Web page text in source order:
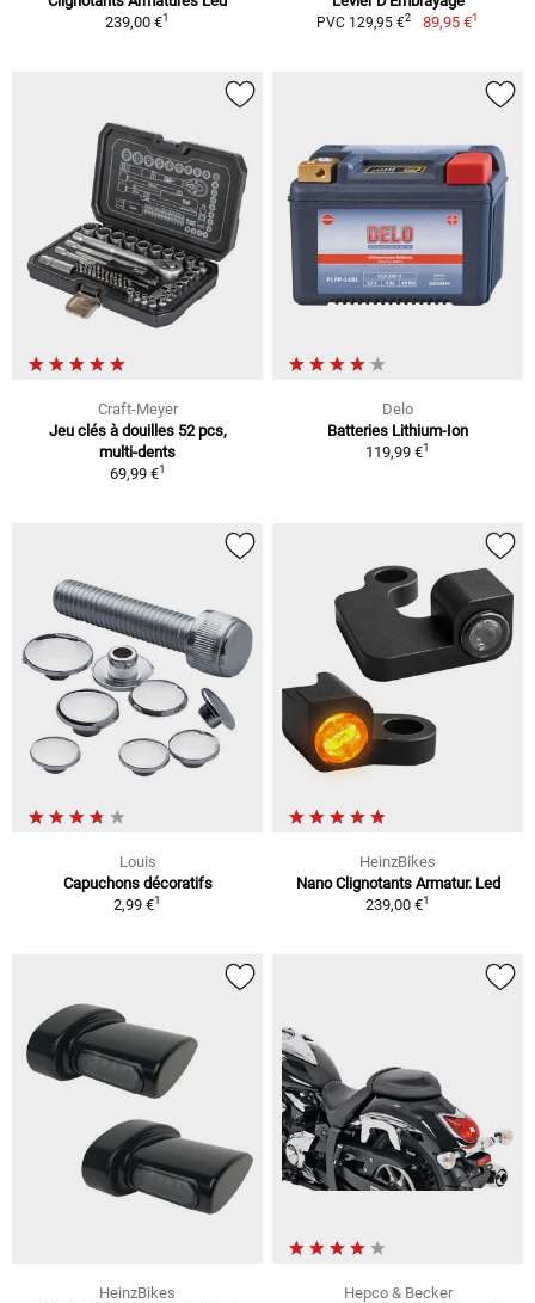
239,00 €1 PVC 129,95 €2 89,95 €1
Craft-Meyer
Jeu clés à douilles 52 pcs,
multi-dents
69,99 €1
Delo
Batteries Lithium-Ion
119,99 €1
Louis
Capuchons décoratifs
2,99 €1
HeinzBikes
Nano Clignotants Armatur. Led
239,00 €1
HeinzBikes
Hepco & Becker